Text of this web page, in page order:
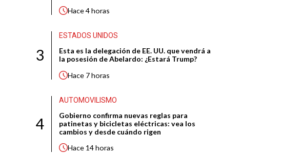
Hace4 horas
3
ESTADOS UNIDOS
Esta es la delegación de EE. UU. que vendrá a
la posesión de Abelardo: ¿Estará Trump?
Hace 7 horas
4
AUTOMOVILISMO
Gobierno confirma nuevas reglas para
patinetas y bicicletas eléctricas: vea los
cambios y desde cuándo rigen
Hace 14 horas